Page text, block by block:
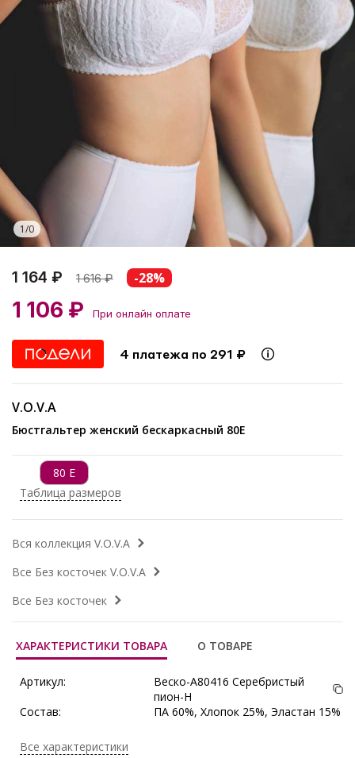
1/0
1 164 ₽ 1 616₽ -28%
1 106 ₽ При онлайн оплате
4 платежа по 291 ₽
V.O.V.A
Бюстгальтер женский бескаркасный 80Е
80 E
Таблица размеров
Вся коллекция V.O.V.A
Все Без косточек V.O.V.A
Все Без косточек
ХАРАКТЕРИСТИКИ ТОВАРА О ТОВАРЕ
Артикул:
Веско-A80416 Серебристый
пион-Н
Состав:
ПА 60%, Хлопок 25%, Эластан 15%
Все характеристики